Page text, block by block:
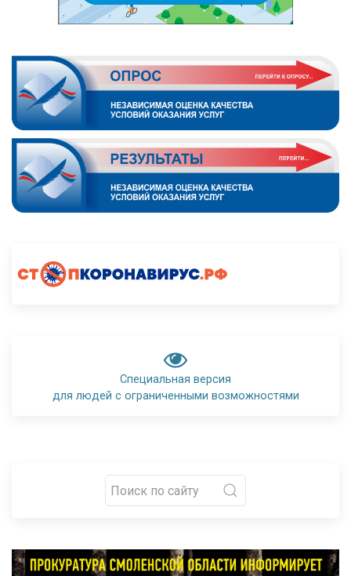
Специальная версия
для людей с ограниченными возможностями